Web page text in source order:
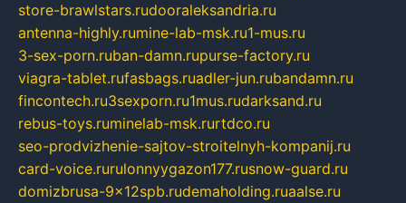
store-brawlstars.rudooraleksandria.ru
antenna-highly.rumine-lab-msk.ru1-mus.ru
3-sex-porn.ruban-damn.rupurse-factory.ru
viagra-tablet.rufasbags.ruadler-jun.rubandamn.ru
fincontech.ru3sexporn.ru1mus.rudarksand.ru
rebus-toys.ruminelab-msk.rurtdco.ru
seo-prodvizhenie-sajtov-stroitelnyh-kompanij.ru
card-voice.rurulonnyygazon177.rusnow-guard.ru
domizbrusa-9x12spb.rudemaholding.ruaalse.ru